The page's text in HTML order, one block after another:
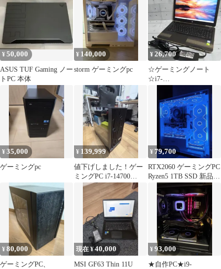
¥50,000
ASUS TUF Gaming ノー
トPC 本体
¥ 140,000
storm ゲーミングpc
¥26,700
☆ゲーミングノート
☆i7-
7500U☆Windows11☆94
0MX☆1TB☆
¥35,000
ゲーミングpc
¥ 139,999
値下げしました！ゲー
ミングPC i7-14700
RTX3070Ti 32GB
¥ 79,700
RTX2060 ゲーミングPC
Ryzen5 1TB SSD 新品ケ
ース
¥80,000
ゲーミングPC、
現在 ¥40,000
MSI GF63 Thin 11U
¥93,000
★自作PC★i9-